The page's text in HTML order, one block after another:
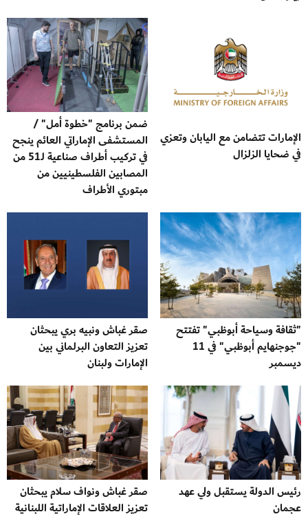
الإمارات تتضامن مع اليابان وتعزي
في ضحايا الزلزال
ضمن برنامج "خطوة أمل" /
المستشفى الإماراتي العائم ينجح
في تركيب أطراف صناعية لـ51 من
المصابين الفلسطينيين من
مبتوري الأطراف
"ثقافة وسياحة أبوظبي" تفتتح
"جوجنهايم أبوظبي" في 11
ديسمبر
صقر غباش ونبيه بري يبحثان
تعزيز التعاون البرلماني بين
الإمارات ولبنان
رئيس الدولة يستقبل ولي عهد
عجمان
صقر غباش ونواف سلام يبحثان
تعزيز العلاقات الإماراتية اللبنانية